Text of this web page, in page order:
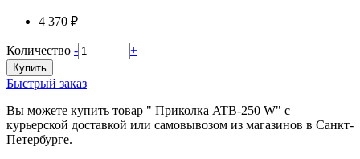
4 370 ₽
Количество - +
Купить
Быстрый заказ
Вы можете купить товар " Приколка ATB-250 W" с
курьерской доставкой или самовывозом из магазинов в Санкт-
Петербурге.